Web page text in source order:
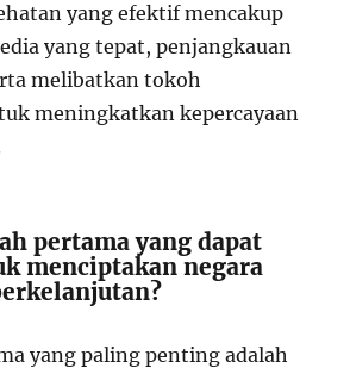
yang efektif mencakup
yang tepat, penjangkauan
melibatkan tokoh
meningkatkan kepercayaan
pertama yang dapat
menciptakan negara
yang paling penting adalah